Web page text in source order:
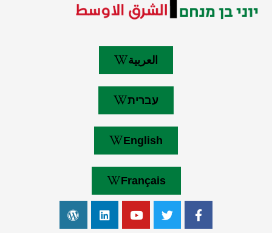
العربية
עברית
English
Français